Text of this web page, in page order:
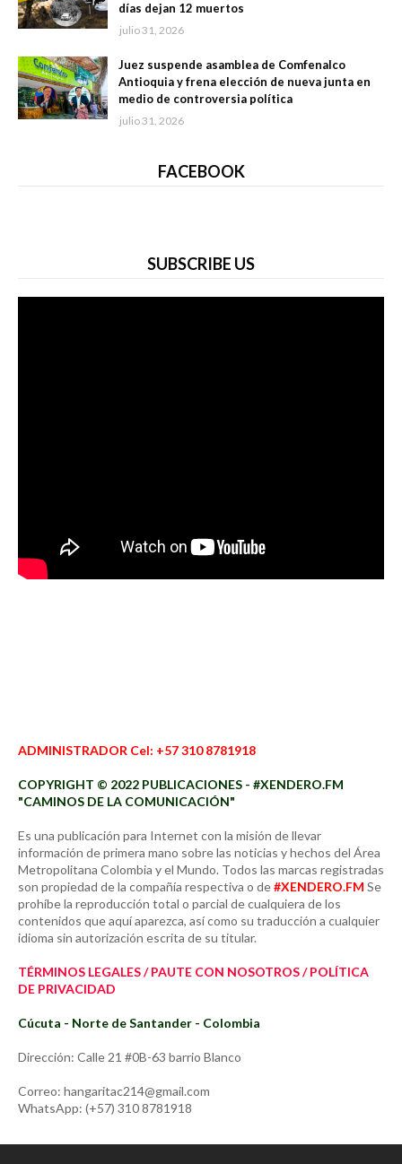
días dejan 12 muertos
julio 31, 2026
Juez suspende asamblea de Comfenalco
Antioquia y frena elección de nueva junta en
medio de controversia política
julio 31, 2026
FACEBOOK
SUBSCRIBE US
ADMINISTRADOR Cel: +57 310 8781918
COPYRIGHT © 2022 PUBLICACIONES - #XENDERO.FM
"CAMINOS DE LA COMUNICACIÓN"
Es una publicación para Internet con la misión de llevar
información de primera mano sobre las noticias y hechos del Área
Metropolitana Colombia y el Mundo. Todos las marcas registradas
son propiedad de la compañía respectiva o de#XENDERO.FM Se
prohíbe la reproducción total o parcial de cualquiera de los
contenidos que aquí aparezca, así como su traducción a cualquier
idioma sin autorización escrita de su titular.
TÉRMINOS LEGALES / PAUTE CON NOSOTROS / POLÍTICA
DE PRIVACIDAD
Cúcuta - Norte de Santander - Colombia
Dirección: Calle 21 #0B-63 barrio Blanco
Correo: hangaritac214@gmail.com
WhatsApp: (+57) 310 8781918